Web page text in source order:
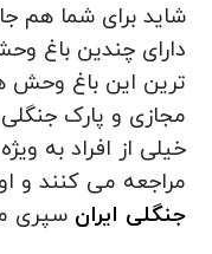
شاید برای شما هم
دارای چندین باغ
ترین این باغ وحش
مجازی و پارک
خیلی از افراد به
مراجعه می کنند و
جنگلی ایران سپری